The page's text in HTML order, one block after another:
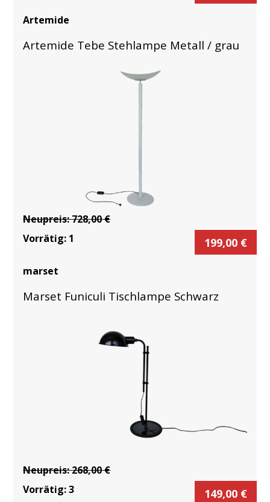
Artemide
Artemide Tebe Stehlampe Metall / grau
Neupreis:728,00€
Vorrätig: 1 199,00 €
marset
Marset Funiculi Tischlampe Schwarz
Neupreis:268,00€
Vorrätig:3 149,00 €